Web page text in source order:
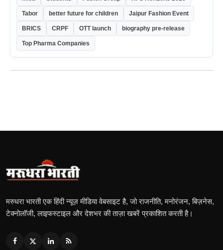
Tabor better future for children Jaipur Fashion Event
BRICS CRPF OTT launch biography pre-release
Top Pharma Companies
मरुधरा भारती एक हिंदी न्यूज़ मीडिया वेबसाइट है, जो राजनीति, मनोरंजन, बिज़नेस,
टेक्नोलॉजी, लाइफस्टाइल और देशभर की ताज़ा खबरें प्रकाशित करती है।